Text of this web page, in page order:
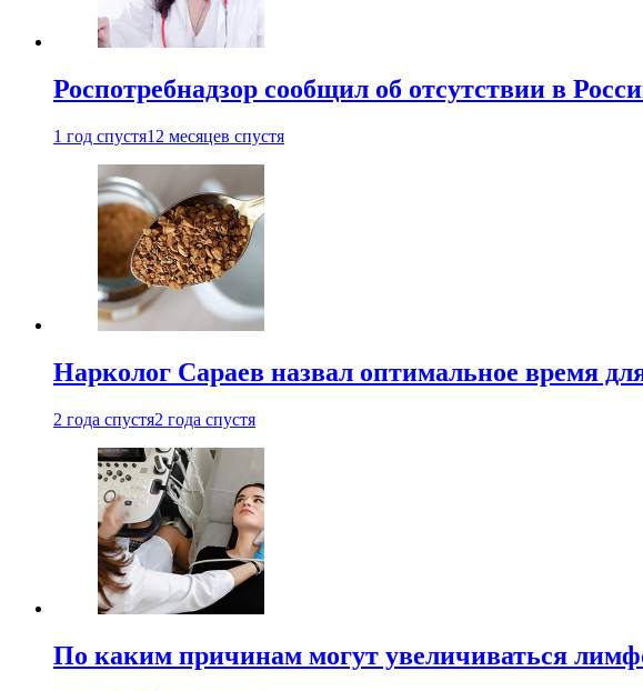
Роспотребнадзор сообщил об отсутствии в
1 год спустя12 месяцев спустя
Нарколог Сараев назвал оптимальное время
2 года спустя2 года спустя
По каким причинам могут увеличиваться